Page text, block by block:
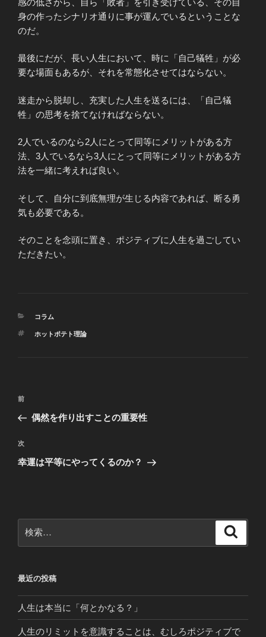
感の低さから、自ら「敗者」を引き受けている、その自
身の作ったシナリオ通りに事が運んでいるということな
のだ。
最後にだが、長い人生において、時に「自己犠牲」が必
要な場面もあるが、それを常態化させてはならない。
迷走から脱却し、充実した人生を送るには、「自己犠
牲」の思考を捨てなければならない。
2人でいるのなら2人にとって同等にメリットがある方
法、3人でいるなら3人にとって同等にメリットがある方
法を一緒に考えれば良い。
そして、自分に到底無理が生じる内容であれば、断る勇
気も必要である。
そのことを念頭に置き、ポジティブに人生を過ごしてい
ただきたい。
カ
ゴ
コラム
タ
ホットポテト理論
投
ナ
ビ
ゲ
ン
前
の
稿
前
偶然を作り出すことの重要性
次
の
次
幸運は平等にやってくるのか？
索:
最近の投稿
人生は本当に「何とかなる？」
人生のリミットを意識することは、むしろポジティブで